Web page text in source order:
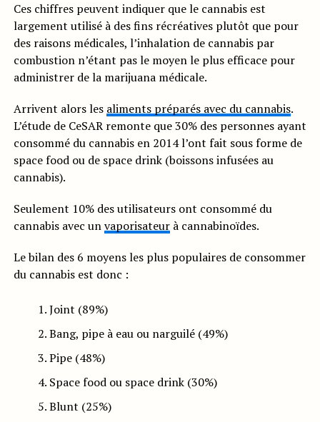
Ces chiffres peuvent indiquer que le cannabis est
largement utilisé à des fins récréatives plutôt que pour
des raisons médicales, l’inhalation de cannabis par
combustion n’étant pas le moyen le plus efficace pour
administrer de la marijuana médicale.
Arrivent alors les aliments préparés avec du cannabis.
L’étude de CeSAR remonte que 30% des personnes ayant
consommé du cannabis en 2014 l’ont fait sous forme de
space food ou de space drink (boissons infusées au
cannabis).
Seulement 10% des utilisateurs ont consommé du
cannabis avec unvaporisateurà cannabinoïdes.
Le bilan des 6 moyens les plus populaires de consommer
du cannabis est donc :
Joint (89%)
Bang, pipe à eau ou narguilé (49%)
Pipe (48%)
Space food ou space drink (30%)
Blunt (25%)